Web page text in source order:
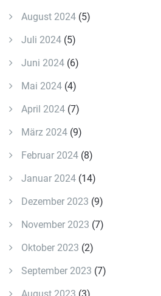
August 2024 (5)
Juli 2024 (5)
Juni 2024 (6)
Mai 2024 (4)
April 2024 (7)
März 2024 (9)
Februar 2024 (8)
Januar 2024 (14)
Dezember 2023 (9)
November 2023 (7)
Oktober 2023 (2)
September 2023 (7)